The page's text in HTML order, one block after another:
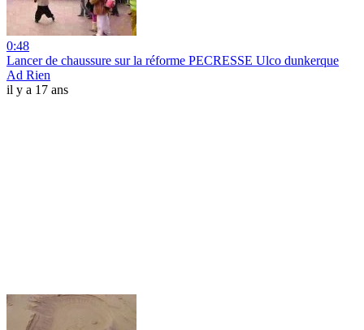
0:48
Lancer de chaussure sur la réforme PECRESSE Ulco dunkerque
Ad Rien
il y a 17 ans